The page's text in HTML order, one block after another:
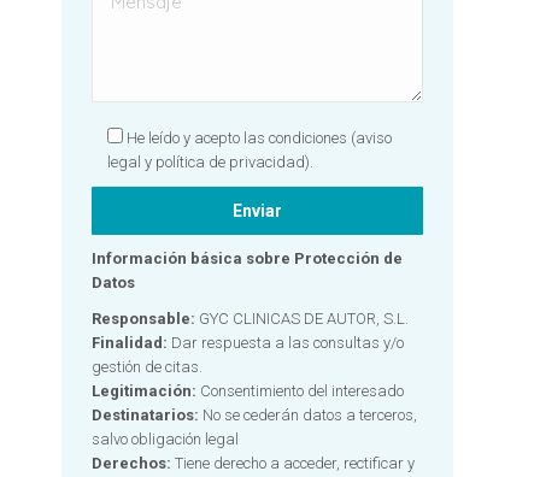
He leído y acepto las condiciones (aviso
legal y política de privacidad).
Información básica sobre Protección de
Datos
Responsable: GYC CLINICAS DE AUTOR, S.L.
Finalidad: Dar respuesta a las consultas y/o
gestión de citas.
Legitimación: Consentimiento del interesado
Destinatarios: No se cederán datos a terceros,
salvo obligación legal
Derechos: Tiene derecho a acceder, rectificar y